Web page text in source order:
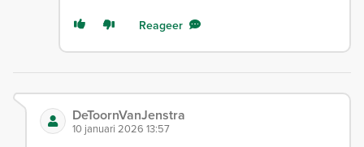
Reageer
DeToornVanJenstra
10 januari 2026 13:57